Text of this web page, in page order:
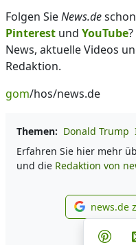
Folgen SieNews.de
Pinterest und YouTube
News, aktuelle Videos
Redaktion.
gom/hos/news.de
Themen: Donald Trump
Erfahren Sie hier mehr
und die Redaktion von
news.de